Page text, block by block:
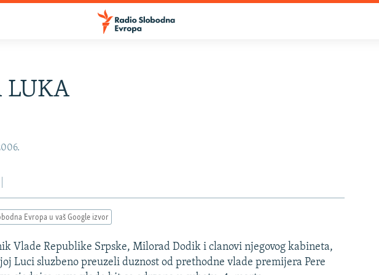
LUKA
Evropa u vaš Google izvor
Vlade Republike Srpske, Milorad Dodik i clanovi njegovog kabineta,
Luci sluzbeno preuzeli duznost od prethodne vlade premijera Pere